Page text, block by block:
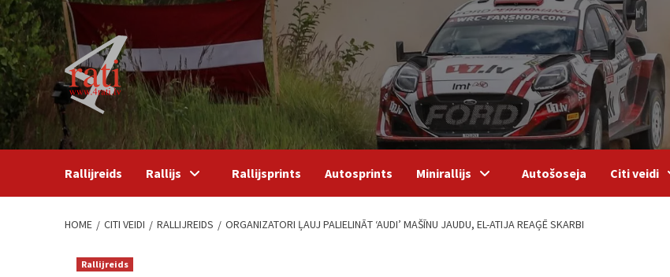
Skip
to
content
Rallijreids Rallijs Rallijsprints Autosprints Minirallijs Autošoseja Citi veidi
HOME CITI VEIDI RALLIJREIDS ORGANIZATORI ĻAUJ PALIELINĀT ‘AUDI’ MAŠĪNU JAUDU, EL-ATIJA REAĢĒ SKARBI
Rallijreids